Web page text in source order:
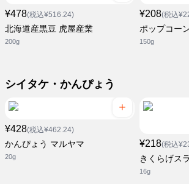
¥478(税込¥516.24)
北海道産黒豆 虎屋産業
200g
¥208(税込
ポップコー
150g
シイタケ・かんぴょう
¥428(税込¥462.24)
かんぴょう マルヤマ
20g
¥218(税込
きくらげス
16g